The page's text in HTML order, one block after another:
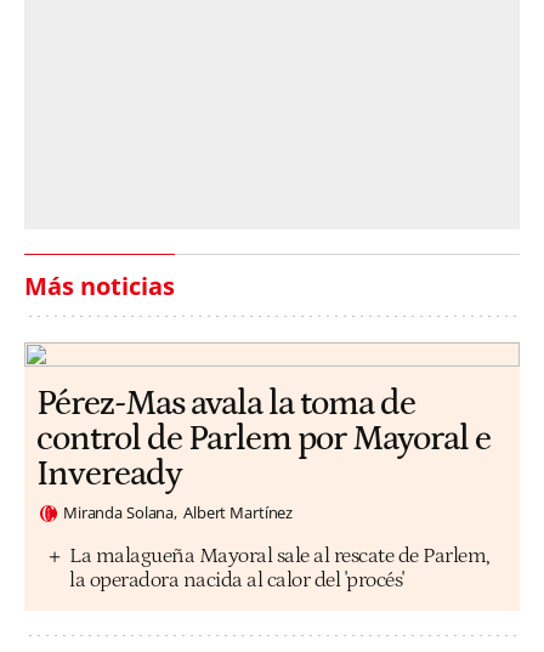
Más noticias
Pérez-Mas avala la toma de
control de Parlem por Mayoral e
Inveready
Miranda Solana Albert Martínez
La malagueña Mayoral sale al rescate de Parlem,
la operadora nacida al calor del 'procés'